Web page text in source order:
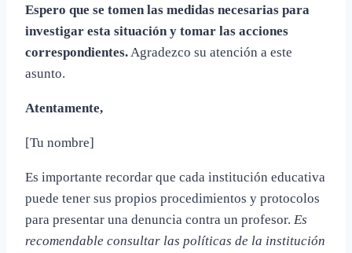
Espero que se tomen las medidas necesarias para
investigar esta situación y tomar las acciones
correspondientes.Agradezco su atención a este
asunto.
Atentamente,
[Tu nombre]
Es importante recordar que cada institución educativa
puede tener sus propios procedimientos y protocolos
para presentar una denuncia contra un profesor. Es
recomendable consultar las políticas de la institución